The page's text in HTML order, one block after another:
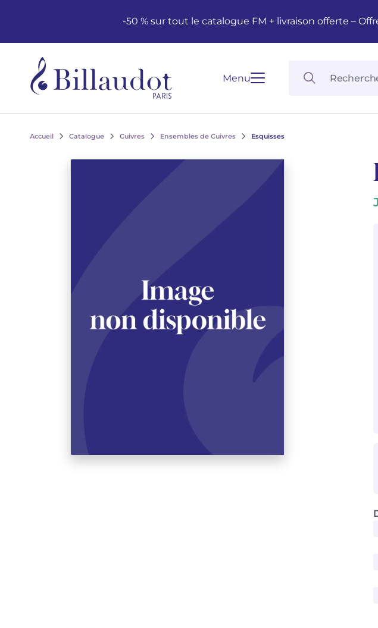
-50 % sur tout le catalogue FM + livraison offerte –
Menu
Accueil Catalogue Cuivres Ensembles de Cuivres Esquisses